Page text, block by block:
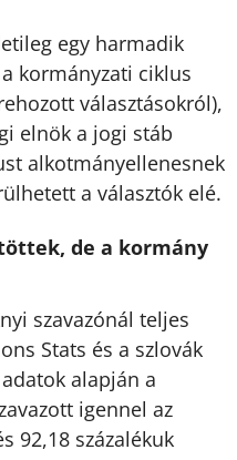
egy harmadik
kormányzati ciklus
választásokról),
elnök a jogi stáb
alkotmányellenesnek
a választók elé.
de a kormány
szavazónál teljes
Stats és a szlovák
alapján a
igennel az
92,18 százalékuk